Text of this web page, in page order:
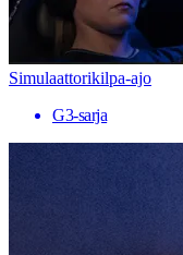
Simulaattorikilpa-ajo
G3-sarja